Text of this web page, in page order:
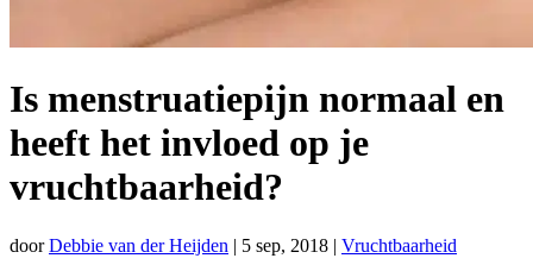
Is menstruatiepijn normaal en
heeft het invloed op je
vruchtbaarheid?
doorDebbie van der Heijden | 5 sep, 2018 | Vruchtbaarheid